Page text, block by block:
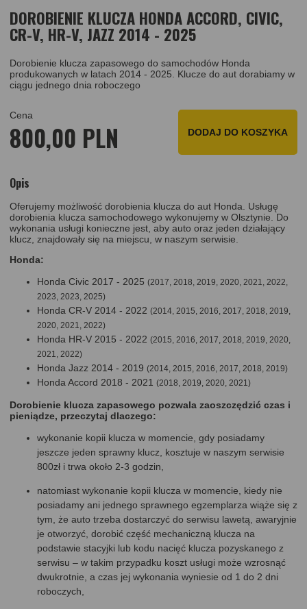
DOROBIENIE KLUCZA HONDA ACCORD, CIVIC,
CR-V, HR-V, JAZZ 2014 - 2025
Dorobienie klucza zapasowego do samochodów Honda
produkowanych w latach 2014 - 2025. Klucze do aut dorabiamy w
ciągu jednego dnia roboczego
Cena
800,00 PLN DODAJ DO KOSZYKA
Opis
Oferujemy możliwość dorobienia klucza do aut Honda. Usługę
dorobienia klucza samochodowego wykonujemy w Olsztynie. Do
wykonania usługi konieczne jest, aby auto oraz jeden działający
klucz, znajdowały się na miejscu, w naszym serwisie.
Honda:
Honda Civic 2017 - 2025 (2017, 2018, 2019, 2020, 2021, 2022,
2023, 2023, 2025)
Honda CR-V 2014 - 2022 (2014, 2015, 2016, 2017, 2018, 2019,
2020, 2021, 2022)
Honda HR-V 2015 - 2022 (2015, 2016, 2017, 2018, 2019, 2020,
2021, 2022)
Honda Jazz 2014 - 2019 (2014, 2015, 2016, 2017, 2018, 2019)
Honda Accord 2018 - 2021 (2018, 2019, 2020, 2021)
Dorobienie klucza zapasowego pozwala zaoszczędzić czas i
pieniądze, przeczytaj dlaczego:
wykonanie kopii klucza w momencie, gdy posiadamy
jeszcze jeden sprawny klucz, kosztuje w naszym serwisie
800zł i trwa około 2-3 godzin,
natomiast wykonanie kopii klucza w momencie, kiedy nie
posiadamy ani jednego sprawnego egzemplarza wiąże się z
tym, że auto trzeba dostarczyć do serwisu lawetą, awaryjnie
je otworzyć, dorobić część mechaniczną klucza na
podstawie stacyjki lub kodu nacięć klucza pozyskanego z
serwisu – w takim przypadku koszt usługi może wzrosnąć
dwukrotnie, a czas jej wykonania wyniesie od 1 do 2 dni
roboczych,